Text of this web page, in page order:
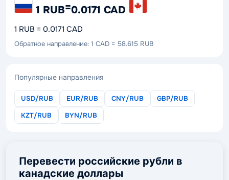
1 RUB=0.0171 CAD
1 RUB = 0.0171 CAD
Обратное направление: 1 CAD = 58.615 RUB
Популярные направления
USD/RUB EUR/RUB CNY/RUB
GBP/RUB
KZT/RUB
BYN/RUB
Перевести российские рубли в
канадские доллары